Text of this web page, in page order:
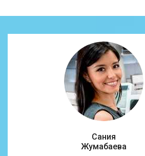
Сания
Жумабаева